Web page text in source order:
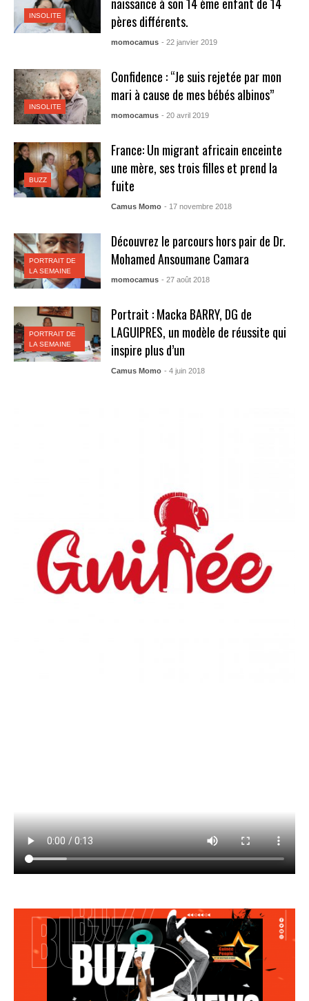
INSOLITE
naissance à son 14 ème enfant de 14
pères différents.
momocamus - 22 janvier 2019
INSOLITE
Confidence : “Je suis rejetée par mon
mari à cause de mes bébés albinos”
momocamus - 20 avril 2019
BUZZ
France: Un migrant africain enceinte
une mère, ses trois filles et prend la
fuite
Camus Momo - 17 novembre 2018
PORTRAIT DE
LA SEMAINE
Découvrez le parcours hors pair de Dr.
Mohamed Ansoumane Camara
momocamus - 27 août 2018
PORTRAIT DE
LA SEMAINE
Portrait : Macka BARRY, DG de
LAGUIPRES, un modèle de réussite qui
inspire plus d’un
Camus Momo - 4 juin 2018